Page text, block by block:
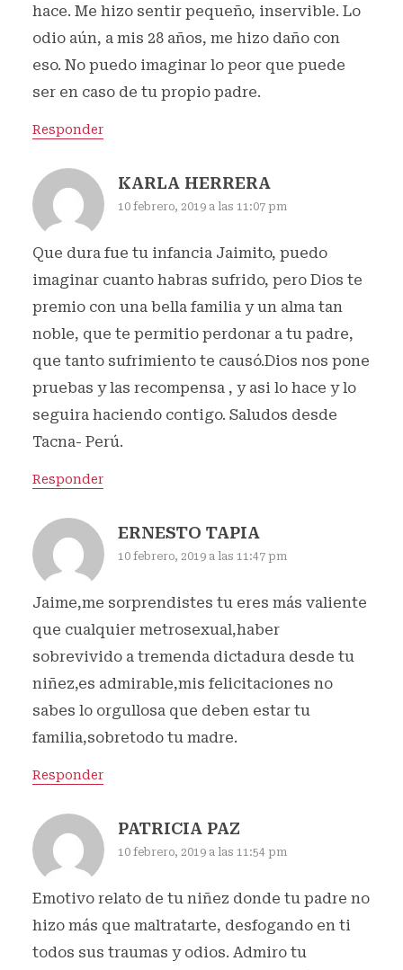
hace. Me hizo sentir pequeño, inservible. Lo
odio aún, a mis 28 años, me hizo daño con
eso. No puedo imaginar lo peor que puede
ser en caso de tu propio padre.
Responder
KARLA HERRERA
10 febrero, 2019 a las 11:07 pm
Que dura fue tu infancia Jaimito, puedo
imaginar cuanto habras sufrido, pero Dios te
premio con una bella familia y un alma tan
noble, que te permitio perdonar a tu padre,
que tanto sufrimiento te causó.Dios nos pone
pruebas y las recompensa , y asi lo hace y lo
seguira haciendo contigo. Saludos desde
Tacna- Perú.
Responder
ERNESTO TAPIA
10 febrero, 2019 a las 11:47 pm
Jaime,me sorprendistes tu eres más valiente
que cualquier metrosexual,haber
sobrevivido a tremenda dictadura desde tu
niñez,es admirable,mis felicitaciones no
sabes lo orgullosa que deben estar tu
familia,sobretodo tu madre.
Responder
PATRICIA PAZ
10 febrero, 2019 a las 11:54 pm
Emotivo relato de tu niñez donde tu padre no
hizo más que maltratarte, desfogando en ti
todos sus traumas y odios. Admiro tu